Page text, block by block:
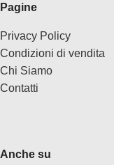
Pagine
Privacy Policy
Condizioni di vendita
Chi Siamo
Contatti
Anche su